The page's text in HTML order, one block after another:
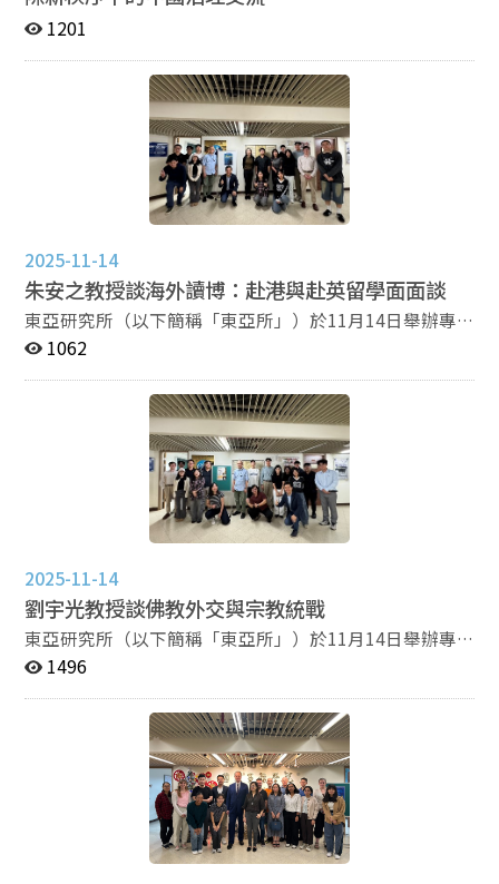
Amitav Acharya的論點表示區域研究也可以被納入國際關
係，避免被既有的知識結構牽著走，因為許多非西方觀點
要先面臨到需要能被翻譯到主流國際關係的語言，西方認
為天下觀僅僅只是秩序，但如果只能被翻譯成主流概念的
話，某種程度上產生了門檻；第二個問題有價值偏好，需
要被大幅重構之後才能被接納；Global IR是藉由各種觀點
抓一些理論概念重構、被弱化，在西方傳統中可以被承認
但要先證明自己可走出本土，符合在全球「旅行」的普遍
同時，歐洲觀念中的批判理論過度談論他者，而非與他者
談話。例如非西方視角之下，原住民社群被納入受害者的
角色，並沒有讓南方世界成為理論的觀點。對此，黃義杰
老師提到關係本體論的本質，將關係當作是存在的起點，
被建構出來的互動場域，而至於說為何要結合
Pluriversality但不談關係本體？這是因為如果只談多元世
界，容易滑向一種靜態的本質、文化主義，限於單一思維
的邏輯框架當中。 對於本場講座的議題，參與的聽眾
提出了許多問題，本校政治系的同學提出關於中國的政治
思想史，有先秦儒道家，是關係本體論的範疇，但道家是
小國寡民、相安無事，不應該相互戰爭。但儒家與道家已
產生不同典範，如果照多元與關係本體論的相結合，套用
身是一個內部多元的世界，儒家跟道家在歷史上有所糾
結，在共同發展出來的。這是一種多元的實踐。在內部雖
然有很多衝突，可互相共存、合作。 另外，中山大學的碩
士同學亦提出疑問，多元的本體論好像是可以切開一個主
體，分別組織，會不會也有不同時間點有不同本體論也會
改變？或者不同主體也會改變？例如香港1997年前後的
主體性也有改變。 黃義杰教授表示，關於這樣的描述沒有
把關係論納入，才會產生疆界。不同的宇宙觀正在透過關
係嘗試改變，可以把時間性帶入。從歷史脈絡上可以影響
其他人也可以改變自己，以香港來說在1997年之前是英
國殖民地，在1997年之後是中國，在跟英國殖民之間仍
舊存在關係性，但當中國政府加進來之後也產生了連結，
技滲透與介選干預中維持國家安全。
1201
2025-11-14
朱安之教授談海外讀博：赴港與赴英留學面面談
東亞研究所（以下簡稱「東亞所」）於11月14日舉辦專
題演講，邀請香港浸信會大學助理教授朱安之，進行名為
演講過程中，朱安之老師聚焦於自己的海外攻讀博士經
驗，分享自己從「身為基督徒」到找尋研究方向與答案的
過程，逐步踏入宗教社會學的領域。此次演講由東亞所王
韻教授主持，吸引了本校碩、博士生，以及專家學者參與
學框架之外，亦可從社會學、歷史學的方向，引導跨學科
的理論應用，建構神學為基礎的宗教社會學概念。同時，
來有興趣之工作為目標，研讀相關科系。關於未來走向的
建議，朱安之老師分享了Trello網站，藉由「To-do list」
的安排，蒐集所需資料，在攻讀博士的期間可事半功倍。
攻讀博士的經濟方面，朱安之老師建議必須先考量家
求，例如是否要在讀博期間結婚、生子，在後續的子女留
在當地受教權也是需要兼顧的部分。所以，朱安之老師建
議獎學金非常重要，這將會是保障攻讀博士期間的經濟主
沒有好的研究計畫？是否與指導教授的研究有關？需要在
寫信或拜訪之前準備至少一頁的CV，讓指導教授更能了解
你的研究傾向，否則的話也會容易落得沒有誠意的境地。
1062
2025-11-14
劉宇光教授談佛教外交與宗教統戰
東亞研究所（以下簡稱「東亞所」）於11月14日舉辦專
題演講，邀請前上海復旦大學老師，政大華人宗教研究中
共如何影響影響宗教的發展與分階段達成統戰目標。此次
演講由東亞所王韻教授主持，吸引了本校碩、博士生，以
及多位校外人士、專家學者參與聆聽。 首先，劉宇光
老師藉由佛教外交與宗教「統戰」（此處劉宇光老師亦稱
其為公共外交）的發展階段，講述從1949年開始至今75
年來的宗教統戰發展脈絡。在此脈絡之下，中國的公共外
1496